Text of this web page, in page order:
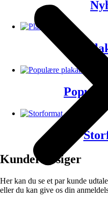
Kunderne siger
Her kan du se et par kunde
eller du kan give os din